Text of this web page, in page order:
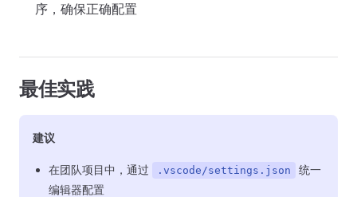
序，确保正确配置
最佳实践
建议
在团队项目中，通过 .vscode/settings.json
统一
编辑器配置